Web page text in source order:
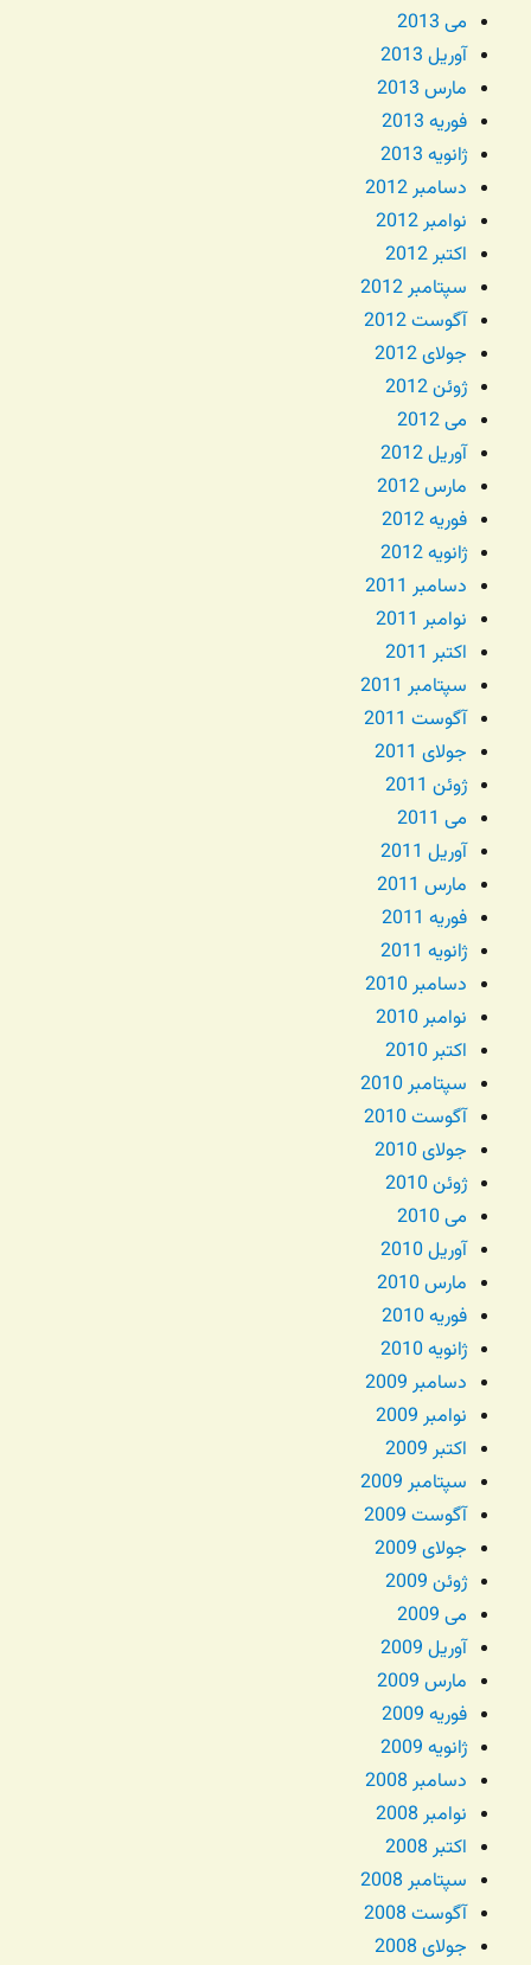
می 2013
آوریل 2013
مارس 2013
فوریه 2013
ژانویه 2013
دسامبر 2012
نوامبر 2012
اکتبر 2012
سپتامبر 2012
آگوست 2012
جولای 2012
ژوئن 2012
می 2012
آوریل 2012
مارس 2012
فوریه 2012
ژانویه 2012
دسامبر 2011
نوامبر 2011
اکتبر 2011
سپتامبر 2011
آگوست 2011
جولای 2011
ژوئن 2011
می 2011
آوریل 2011
مارس 2011
فوریه 2011
ژانویه 2011
دسامبر 2010
نوامبر 2010
اکتبر 2010
سپتامبر 2010
آگوست 2010
جولای 2010
ژوئن 2010
می 2010
آوریل 2010
مارس 2010
فوریه 2010
ژانویه 2010
دسامبر 2009
نوامبر 2009
اکتبر 2009
سپتامبر 2009
آگوست 2009
جولای 2009
ژوئن 2009
می 2009
آوریل 2009
مارس 2009
فوریه 2009
ژانویه 2009
دسامبر 2008
نوامبر 2008
اکتبر 2008
سپتامبر 2008
آگوست 2008
جولای 2008